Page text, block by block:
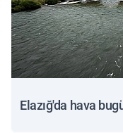
Elazığ'da hava